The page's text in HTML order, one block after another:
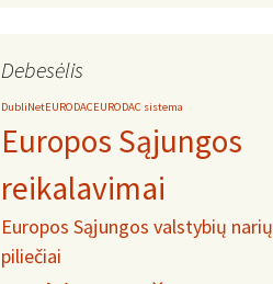
Debesėlis
DubliNetEURODACEURODAC sistema
Europos Sąjungos
reikalavimai
Europos Sąjungos valstybių narių
piliečiai